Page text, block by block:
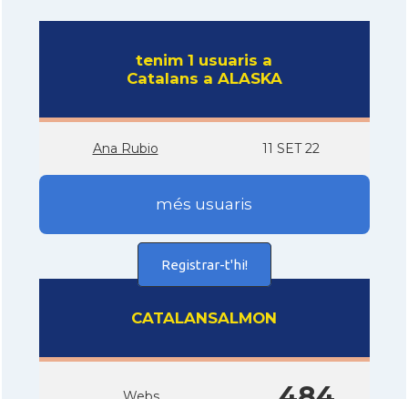
tenim 1 usuaris a
Catalans a ALASKA
Ana Rubio 11 SET 22
més usuaris
Registrar-t'hi!
CATALANSALMON